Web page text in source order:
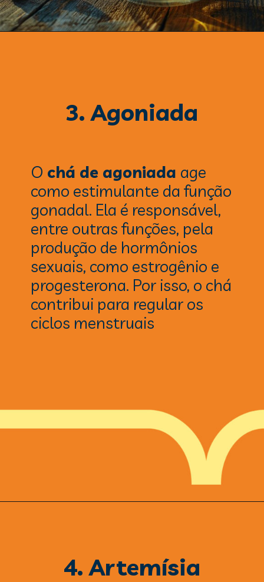
3. Agoniada
O chá de agoniada age
como estimulante da função
gonadal. Ela é responsável,
entre outras funções, pela
produção de hormônios
sexuais, como estrogênio e
progesterona. Por isso, o chá
contribui para regular os
ciclos menstruais
4. Artemísia